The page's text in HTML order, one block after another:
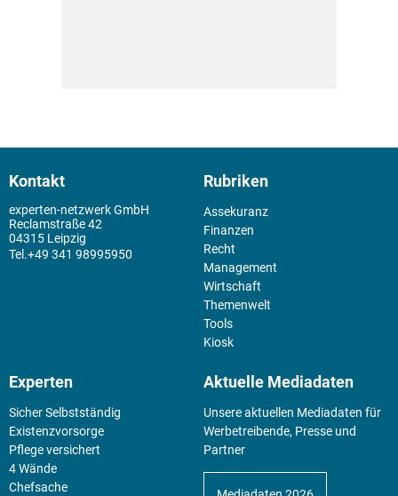
Kontakt
experten-netzwerk GmbH
Reclamstraße 42
04315 Leipzig
+49 341 98995950
Rubriken
Assekuranz
Finanzen
Recht
Management
Wirtschaft
Themenwelt
Tools
Kiosk
Experten
Sicher Selbstständig
Existenz­vorsorge
Pflege versichert
4 Wände
Chefsache
Aktuelle Mediadaten
Unsere aktuellen Mediadaten für
Werbetreibende, Presse und
Partner